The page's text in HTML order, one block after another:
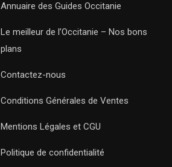
Annuaire des Guides Occitanie
Le meilleur de l’Occitanie – Nos bons
plans
Contactez-nous
Conditions Générales de Ventes
Mentions Légales et CGU
Politique de confidentialité